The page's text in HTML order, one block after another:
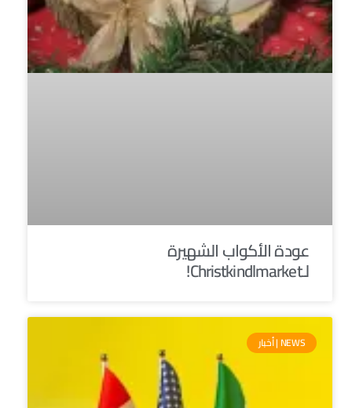
عودة الأكواب الشهيرة
لـChristkindlmarket!
NEWS | أخبار